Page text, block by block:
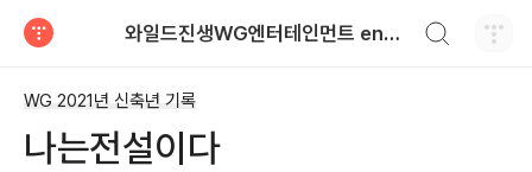
와일드진생WG엔터테인먼트 entertainment
WG 2021년 신축년 기록
나는전설이다